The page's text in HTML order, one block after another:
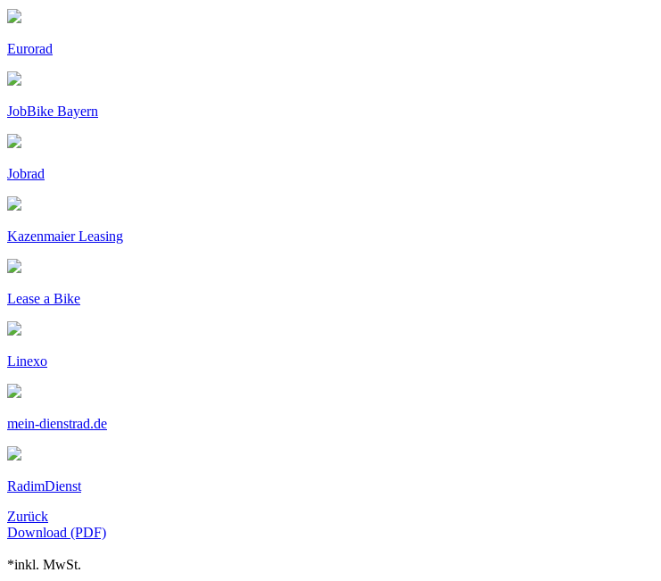
Eurorad
JobBike Bayern
Jobrad
Kazenmaier Leasing
Lease a Bike
Linexo
mein-dienstrad.de
RadimDienst
Zurück
Download (PDF)
*inkl. MwSt.